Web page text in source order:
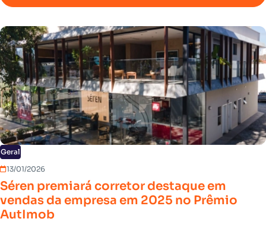
Geral
13/01/2026
Séren premiará corretor destaque em
vendas da empresa em 2025 no Prêmio
AutImob